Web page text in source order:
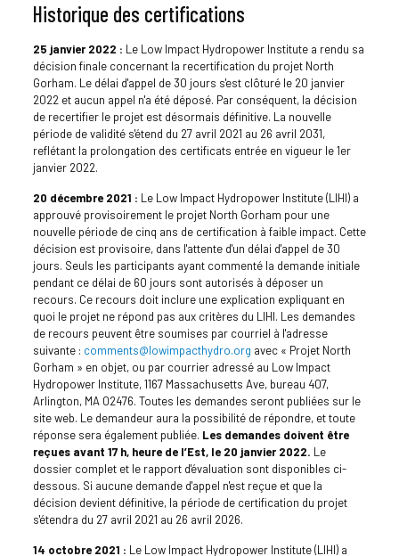
Historique des certifications
25 janvier 2022 : Le Low Impact Hydropower Institute a rendu sa
décision finale concernant la recertification du projet North
Gorham. Le délai d'appel de 30 jours s'est clôturé le 20 janvier
2022 et aucun appel n'a été déposé. Par conséquent, la décision
de recertifier le projet est désormais définitive. La nouvelle
période de validité s'étend du 27 avril 2021 au 26 avril 2031,
reflétant la prolongation des certificats entrée en vigueur le 1er
janvier 2022.
20 décembre 2021 : Le Low Impact Hydropower Institute (LIHI) a
approuvé provisoirement le projet North Gorham pour une
nouvelle période de cinq ans de certification à faible impact. Cette
décision est provisoire, dans l'attente d'un délai d'appel de 30
jours. Seuls les participants ayant commenté la demande initiale
pendant ce délai de 60 jours sont autorisés à déposer un
recours. Ce recours doit inclure une explication expliquant en
quoi le projet ne répond pas aux critères du LIHI. Les demandes
de recours peuvent être soumises par courriel à l'adresse
suivante : comments@lowimpacthydro.org avec « Projet North
Gorham » en objet, ou par courrier adressé au Low Impact
Hydropower Institute, 1167 Massachusetts Ave, bureau 407,
Arlington, MA 02476. Toutes les demandes seront publiées sur le
site web. Le demandeur aura la possibilité de répondre, et toute
réponse sera également publiée. Les demandes doivent être
reçues avant 17 h, heure de l’Est, le 20 janvier 2022. Le
dossier complet et le rapport d'évaluation sont disponibles ci-
dessous. Si aucune demande d'appel n'est reçue et que la
décision devient définitive, la période de certification du projet
s'étendra du 27 avril 2021 au 26 avril 2026.
14 octobre 2021 : Le Low Impact Hydropower Institute (LIHI) a